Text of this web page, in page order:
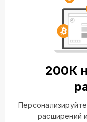
200К
расширений